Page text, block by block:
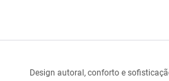
Design autoral, conforto e